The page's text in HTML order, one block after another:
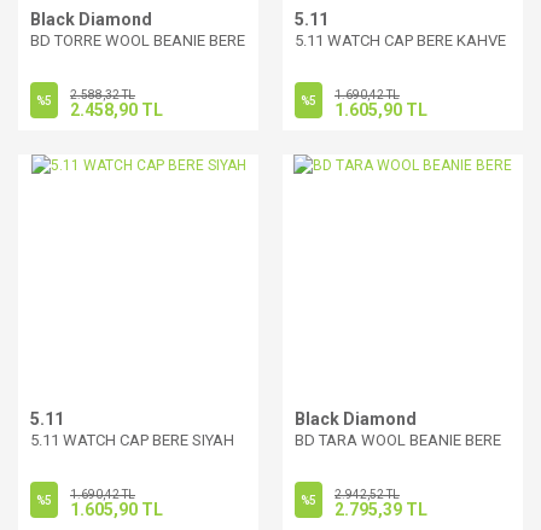
Black Diamond
BD TORRE WOOL BEANIE BERE
%5 2.588,32 TL
2.458,90 TL
5.11
5.11 WATCH CAP BERE KAHVE
%5 1.690,42 TL
1.605,90 TL
5.11
5.11 WATCH CAP BERE SIYAH
%5 1.690,42 TL
1.605,90 TL
Black Diamond
BD TARA WOOL BEANIE BERE
%5 2.942,52 TL
2.795,39 TL